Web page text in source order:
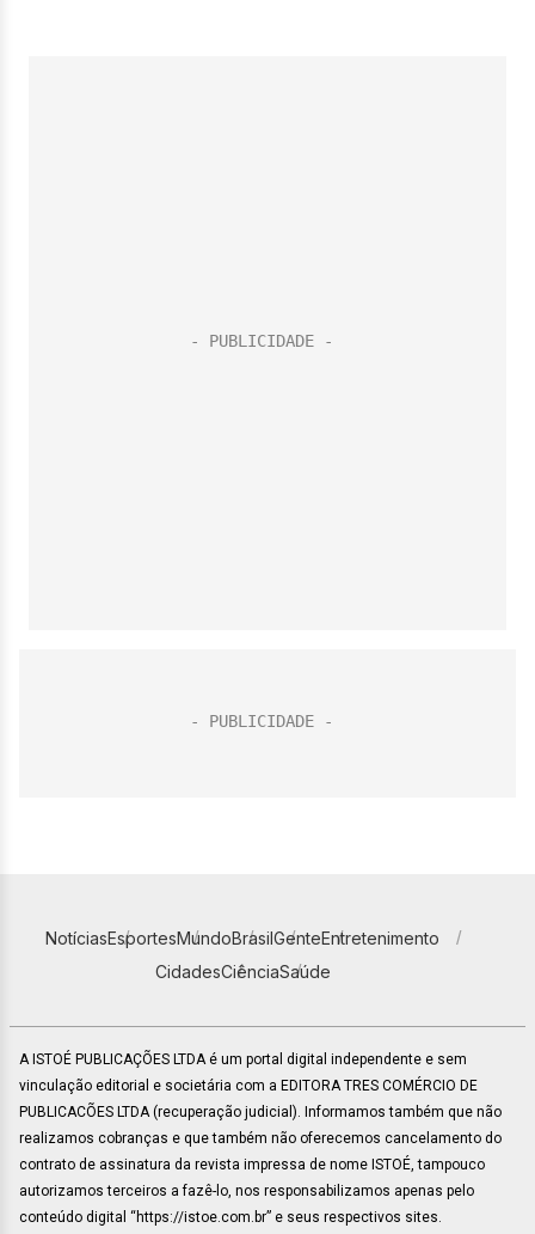
NotíciasEsportesMundoBrasilGenteEntretenimento
CidadesCiênciaSaúde
A ISTOÉ PUBLICAÇÕES LTDA é um portal digital independente e sem
vinculação editorial e societária com a EDITORA TRES COMÉRCIO DE
PUBLICACÕES LTDA (recuperação judicial). Informamos também que não
realizamos cobranças e que também não oferecemos cancelamento do
contrato de assinatura da revista impressa de nome ISTOÉ, tampouco
autorizamos terceiros a fazê-lo, nos responsabilizamos apenas pelo
conteúdo digital “https://istoe.com.br” e seus respectivos sites.